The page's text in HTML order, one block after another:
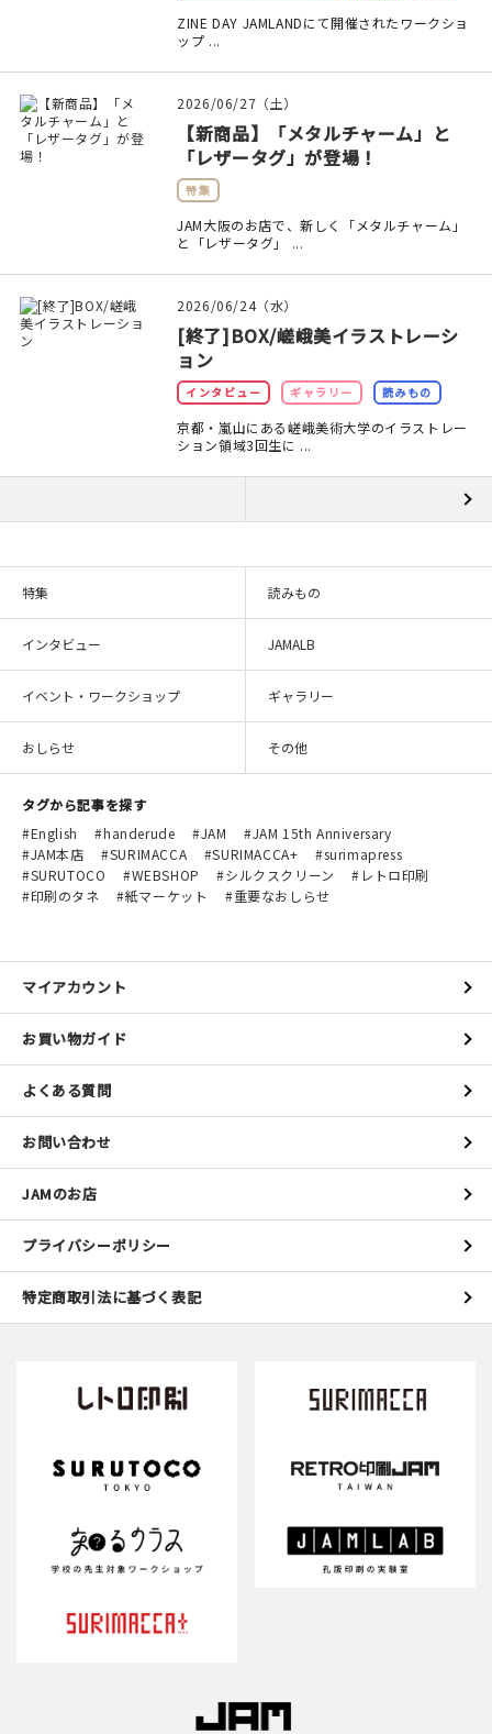
ZINE DAY JAMLANDにて開催されたワークショ
ップ ...
2026/06/27（土）
【新商品】「メタルチャーム」と
「レザータグ」が登場！
特集
JAM大阪のお店で、新しく「メタルチャーム」
と「レザータグ」 ...
2026/06/24（水）
[終了]BOX/嵯峨美イラストレーシ
ョン
インタビュー ギャラリー 読みもの
京都・嵐山にある嵯峨美術大学のイラストレー
ション領域3回生に ...
特集 読みもの
インタビュー JAMALB
イベント・ワークショップ ギャラリー
おしらせ その他
タグから記事を探す
English
handerude JAM
JAM 15th Anniversary
JAM本店
SURIMACCA SURIMACCA+
surimapress
SURUTOCO
WEBSHOP シルクスクリーン
レトロ印刷
印刷のタネ
紙マーケット 重要なおしらせ
マイアカウント
お買い物ガイド
よくある質問
お問い合わせ
JAMのお店
プライバシーポリシー
特定商取引法に基づく表記